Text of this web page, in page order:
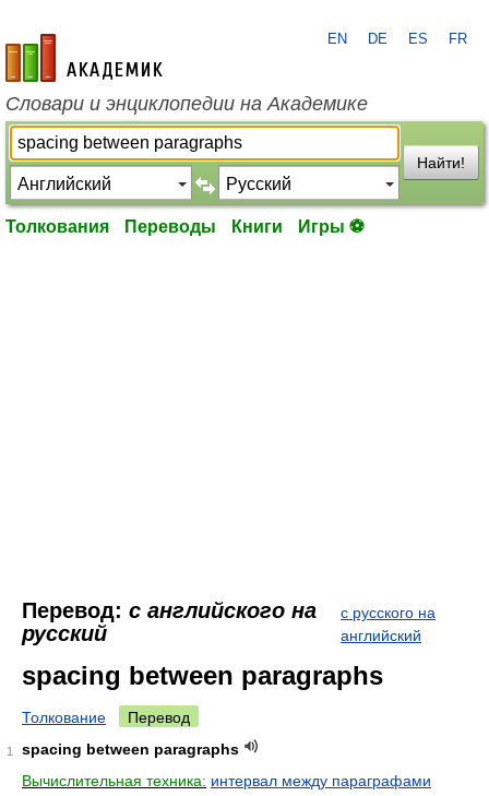
academic.ru
EN DE ES FR
Словари и энциклопедии на Академике
Найти!
Толкования Переводы Книги Игры ⚽
Перевод: с английского на
русский
с русского на
английский
spacing between paragraphs
Толкование Перевод
1
spacing between paragraphs
Вычислительная техника: интервал между параграфами